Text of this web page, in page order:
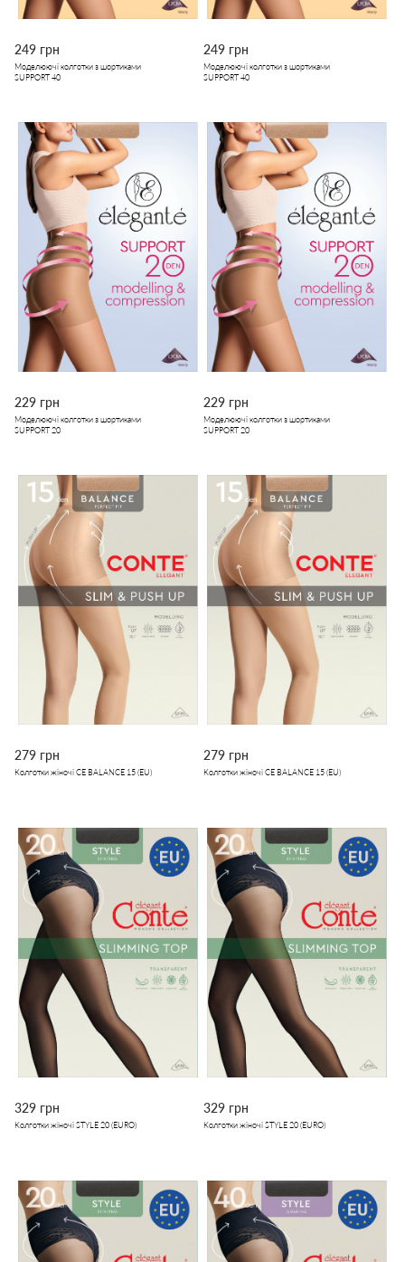
249 грн
Моделюючі колготки з шортиками
SUPPORT 40
249 грн
Моделюючі колготки з шортиками
SUPPORT 40
229 грн
Моделюючі колготки з шортиками
SUPPORT 20
229 грн
Моделюючі колготки з шортиками
SUPPORT 20
279 грн
Колготки жіночі CE BALANCE 15 (EU)
279 грн
Колготки жіночі CE BALANCE 15 (EU)
329 грн
Колготки жіночі STYLE 20 (EURO)
329 грн
Колготки жіночі STYLE 20 (EURO)